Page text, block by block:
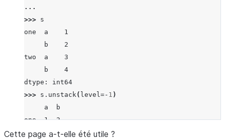
...
>>> s
one  a    1
     b    2
two  a    3
     b    4
dtype: int64
>>> s . unstack( level=- 1 )
     a  b
one  1  2
two  3  4
Cette page a-t-elle été utile ?